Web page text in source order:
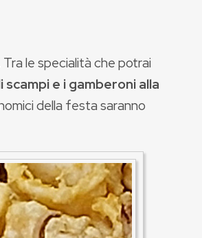
Tra le specialità che potrai
e i gamberoni alla
della festa saranno